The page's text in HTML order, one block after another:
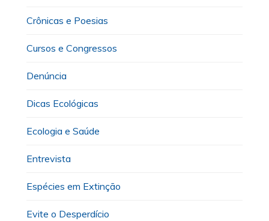
Crônicas e Poesias
Cursos e Congressos
Denúncia
Dicas Ecológicas
Ecologia e Saúde
Entrevista
Espécies em Extinção
Evite o Desperdício